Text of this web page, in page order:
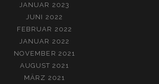
JANUAR 2023
JUNI 2022
FEBRUAR 2022
JANUAR 2022
NOVEMBER 2021
AUGUST 2021
MÄRZ 2021